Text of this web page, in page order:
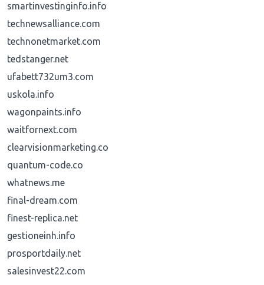
smartinvestinginfo.info
technewsalliance.com
technonetmarket.com
tedstanger.net
ufabett732um3.com
uskola.info
wagonpaints.info
waitfornext.com
clearvisionmarketing.co
quantum-code.co
whatnews.me
final-dream.com
finest-replica.net
gestioneinh.info
prosportdaily.net
salesinvest22.com